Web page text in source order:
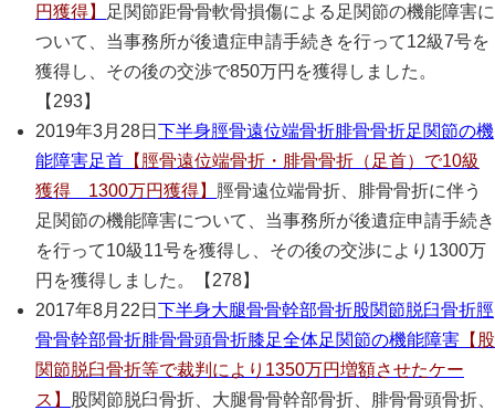
円獲得】
足関節距骨骨軟骨損傷による足関節の機能障害に
ついて、当事務所が後遺症申請手続きを行って12級7号を
獲得し、その後の交渉で850万円を獲得しました。
【293】
2019年3月28日 下半身脛骨遠位端骨折腓骨骨折足関節の機
能障害足首 【脛骨遠位端骨折・腓骨骨折（足首）で10級
獲得 1300万円獲得】
脛骨遠位端骨折、腓骨骨折に伴う
足関節の機能障害について、当事務所が後遺症申請手続き
を行って10級11号を獲得し、その後の交渉により1300万
円を獲得しました。【278】
2017年8月22日 下半身大腿骨骨幹部骨折股関節脱臼骨折脛
骨骨幹部骨折腓骨骨頭骨折膝足全体足関節の機能障害 【股
関節脱臼骨折等で裁判により1350万円増額させたケー
ス】
股関節脱臼骨折、大腿骨骨幹部骨折、腓骨骨頭骨折、